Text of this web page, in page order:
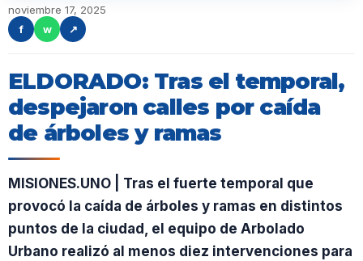
noviembre 17, 2025
f
w ↗
ELDORADO: Tras el temporal,
despejaron calles por caída
de árboles y ramas
MISIONES.UNO | Tras el fuerte temporal que
provocó la caída de árboles y ramas en distintos
puntos de la ciudad, el equipo de Arbolado
Urbano realizó al menos diez intervenciones para